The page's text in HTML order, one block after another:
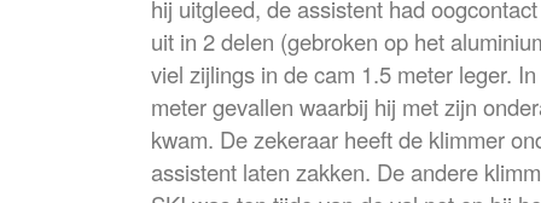
hij uitgleed, de assistent had
uit in 2 delen (gebroken op het
viel zijlings in de cam 1.5 meter leger.
meter gevallen waarbij hij met zijn
kwam. De zekeraar heeft de klimmer
assistent laten zakken. De andere